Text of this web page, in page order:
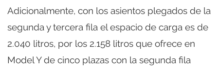
Adicionalmente, con los asientos plegados de la
segunda y tercera fila el espacio de carga es de
2.040 litros, por los 2.158 litros que ofrece en
Model Y de cinco plazas con la segunda fila